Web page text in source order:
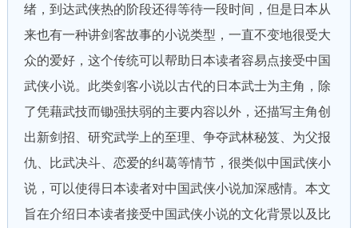
绪，到达武侠热的阶段还得等待一段时间，但是日本从
来也有一种讲剑客故事的小说类型，一直不变地很受大
众的爱好，这个传统可以帮助日本读者容易点接受中国
武侠小说。此类剑客小说以古代的日本武士为主角，除
了凭藉武技而锄强扶弱的主要内容以外，还描写主角创
出新剑招、研究武学上的至理、争夺武林秘笈、为父报
仇、比武决斗、恋爱的纠葛等情节，很类似中国武侠小
说，可以使得日本读者对中国武侠小说加深感情。本文
旨在介绍日本读者接受中国武侠小说的文化背景以及比